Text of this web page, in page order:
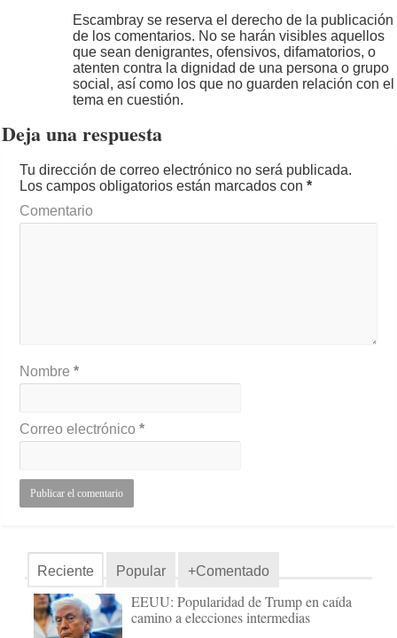
Escambray se reserva el derecho de la publicación
de los comentarios. No se harán visibles aquellos
que sean denigrantes, ofensivos, difamatorios, o
atenten contra la dignidad de una persona o grupo
social, así como los que no guarden relación con el
tema en cuestión.
Deja una respuesta
Tu dirección de correo electrónico no será publicada.
Los campos obligatorios están marcados con*
Comentario
Nombre*
Correo electrónico*
Reciente Popular +Comentado
EEUU: Popularidad de Trump en caída
camino a elecciones intermedias